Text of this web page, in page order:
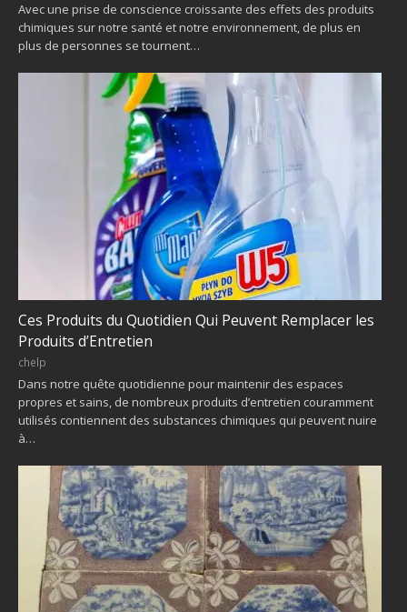
Avec une prise de conscience croissante des effets des produits
chimiques sur notre santé et notre environnement, de plus en
plus de personnes se tournent…
Ces Produits du Quotidien Qui Peuvent Remplacer les
Produits d’Entretien
chelp
Dans notre quête quotidienne pour maintenir des espaces
propres et sains, de nombreux produits d’entretien couramment
utilisés contiennent des substances chimiques qui peuvent nuire
à…